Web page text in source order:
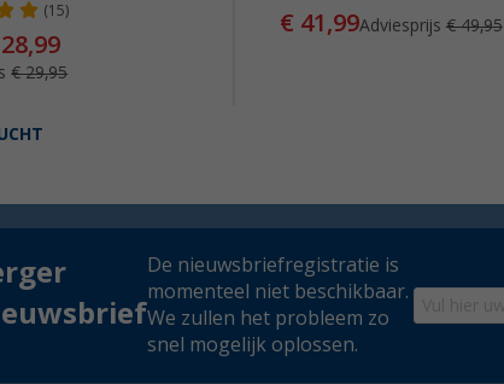
(15)
€ 29,95
€ 41,99Adviesprijs € 49,95
De nieuwsbriefregistratie is
momenteel niet beschikbaar.
We zullen het probleem zo
snel mogelijk oplossen.